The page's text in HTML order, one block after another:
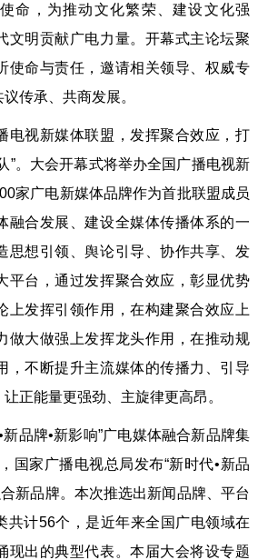
命，为推动文化繁荣、建设文化强
文明贡献广电力量。开幕式主论坛聚
使命与责任，邀请相关领导、权威专
传承、共商发展。
电视新媒体联盟，发挥聚合效应，打
”。大会开幕式将举办全国广播电视新
家广电新媒体品牌作为首批联盟成员
融合发展、建设全媒体传播体系的一
思想引领、舆论引导、协作共享、发
平台，通过发挥聚合效应，彰显优势
上发挥引领作用，在构建聚合效应上
做大做强上发挥龙头作用，在推动规
，不断提升主流媒体的传播力、引导
正能量更强劲、主旋律更高昂。
品牌•新影响”广电媒体融合新品牌集
国家广播电视总局发布“新时代•新品
新品牌。本次推选出新闻品牌、平台
共计56个，是近年来全国广电领域在
现出的典型代表。本届大会将设专题